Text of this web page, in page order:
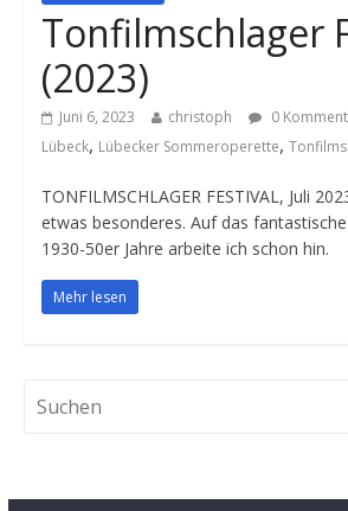
Tonfilmschlager
(2023)
Juni 6, 2023 christoph 0
Lübeck, Lübecker Sommeroperette,
TONFILMSCHLAGER FESTIVAL, Juli
etwas besonderes. Auf das
1930-50er Jahre arbeite ich schon hin.
Mehr lesen